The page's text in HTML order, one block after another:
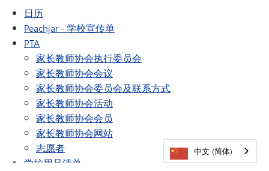
日历
Peachjar - 学校宣传单（在新窗口/标签页中打开）
PTA
家长教师协会执行委员会
家长教师协会会议
家长教师协会委员会及联系方式
家长教师协会活动
家长教师协会会员
家长教师协会网站
志愿者
学校用品清单
中文 (简体)